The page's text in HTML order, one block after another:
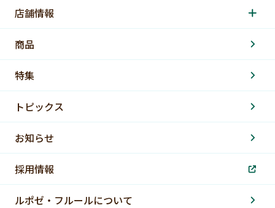
店舗情報
商品
特集
トピックス
お知らせ
採用情報
ルポゼ・フルールについて